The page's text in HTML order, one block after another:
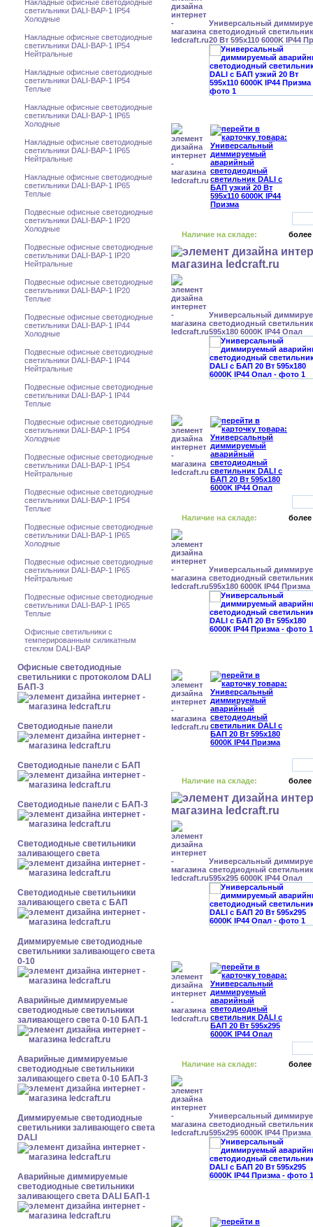
Накладные офисные светодиодные
светильники DALI-BAP-1 IP54
Холодные
Накладные офисные светодиодные
светильники DALI-BAP-1 IP54
Нейтральные
Накладные офисные светодиодные
светильники DALI-BAP-1 IP54
Теплые
Накладные офисные светодиодные
светильники DALI-BAP-1 IP65
Холодные
Накладные офисные светодиодные
светильники DALI-BAP-1 IP65
Нейтральные
Накладные офисные светодиодные
светильники DALI-BAP-1 IP65
Теплые
Подвесные офисные светодиодные
светильники DALI-BAP-1 IP20
Холодные
Подвесные офисные светодиодные
светильники DALI-BAP-1 IP20
Нейтральные
Подвесные офисные светодиодные
светильники DALI-BAP-1 IP20
Теплые
Подвесные офисные светодиодные
светильники DALI-BAP-1 IP44
Холодные
Подвесные офисные светодиодные
светильники DALI-BAP-1 IP44
Нейтральные
Подвесные офисные светодиодные
светильники DALI-BAP-1 IP44
Теплые
Подвесные офисные светодиодные
светильники DALI-BAP-1 IP54
Холодные
Подвесные офисные светодиодные
светильники DALI-BAP-1 IP54
Нейтральные
Подвесные офисные светодиодные
светильники DALI-BAP-1 IP54
Теплые
Подвесные офисные светодиодные
светильники DALI-BAP-1 IP65
Холодные
Подвесные офисные светодиодные
светильники DALI-BAP-1 IP65
Нейтральные
Подвесные офисные светодиодные
светильники DALI-BAP-1 IP65
Теплые
Офисные светильники с
темперированным силикатным
стеклом DALI-BAP
Офисные светодиодные
светильники с протоколом DALI
БАП-3
Cветодиодные панели
Cветодиодные панели с БАП
Cветодиодные панели с БАП-3
Светодиодные светильники
заливающего света
Светодиодные светильники
заливающего света с БАП
Диммируемые светодиодные
светильники заливающего света
0-10
Аварийные диммируемые
светодиодные светильники
заливающего света 0-10 БАП-1
Аварийные диммируемые
светодиодные светильники
заливающего света 0-10 БАП-3
Диммируемые светодиодные
светильники заливающего света
DALI
Аварийные диммируемые
светодиодные светильники
заливающего света DALI БАП-1
Универсальный
светодиодный
20 Вт 595x110 6000K IP44
Наличие на складе: более
Универсальный
светодиодный
595x180 6000K IP44 Опал
Наличие на складе: более
Универсальный
светодиодный
595x180 6000К IP44 Призма
Наличие на складе: более
Универсальный
светодиодный
595x295 6000K IP44 Опал
Наличие на складе: более
Универсальный
светодиодный
595x295 6000K IP44 Призма